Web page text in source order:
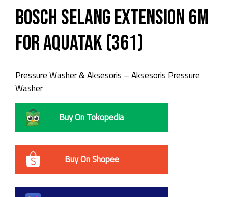
Bosch Selang Extension 6m
For Aquatak (361)
Pressure Washer & Aksesoris – Aksesoris Pressure
Washer
Buy On Tokopedia
Buy On Shopee